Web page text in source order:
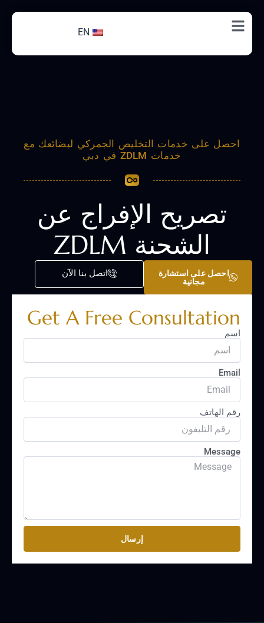
EN
احصل على خدمات التخليص الجمركي لبضائعك مع
خدمات ZDLM في دبي
تصريح الإفراج عن
الشحنة ZDLM
احصل على استشارة
مجانية
اتصل بنا الآن
Get A Free Consultation
اسم
Email
رقم الهاتف
Message
إرسال